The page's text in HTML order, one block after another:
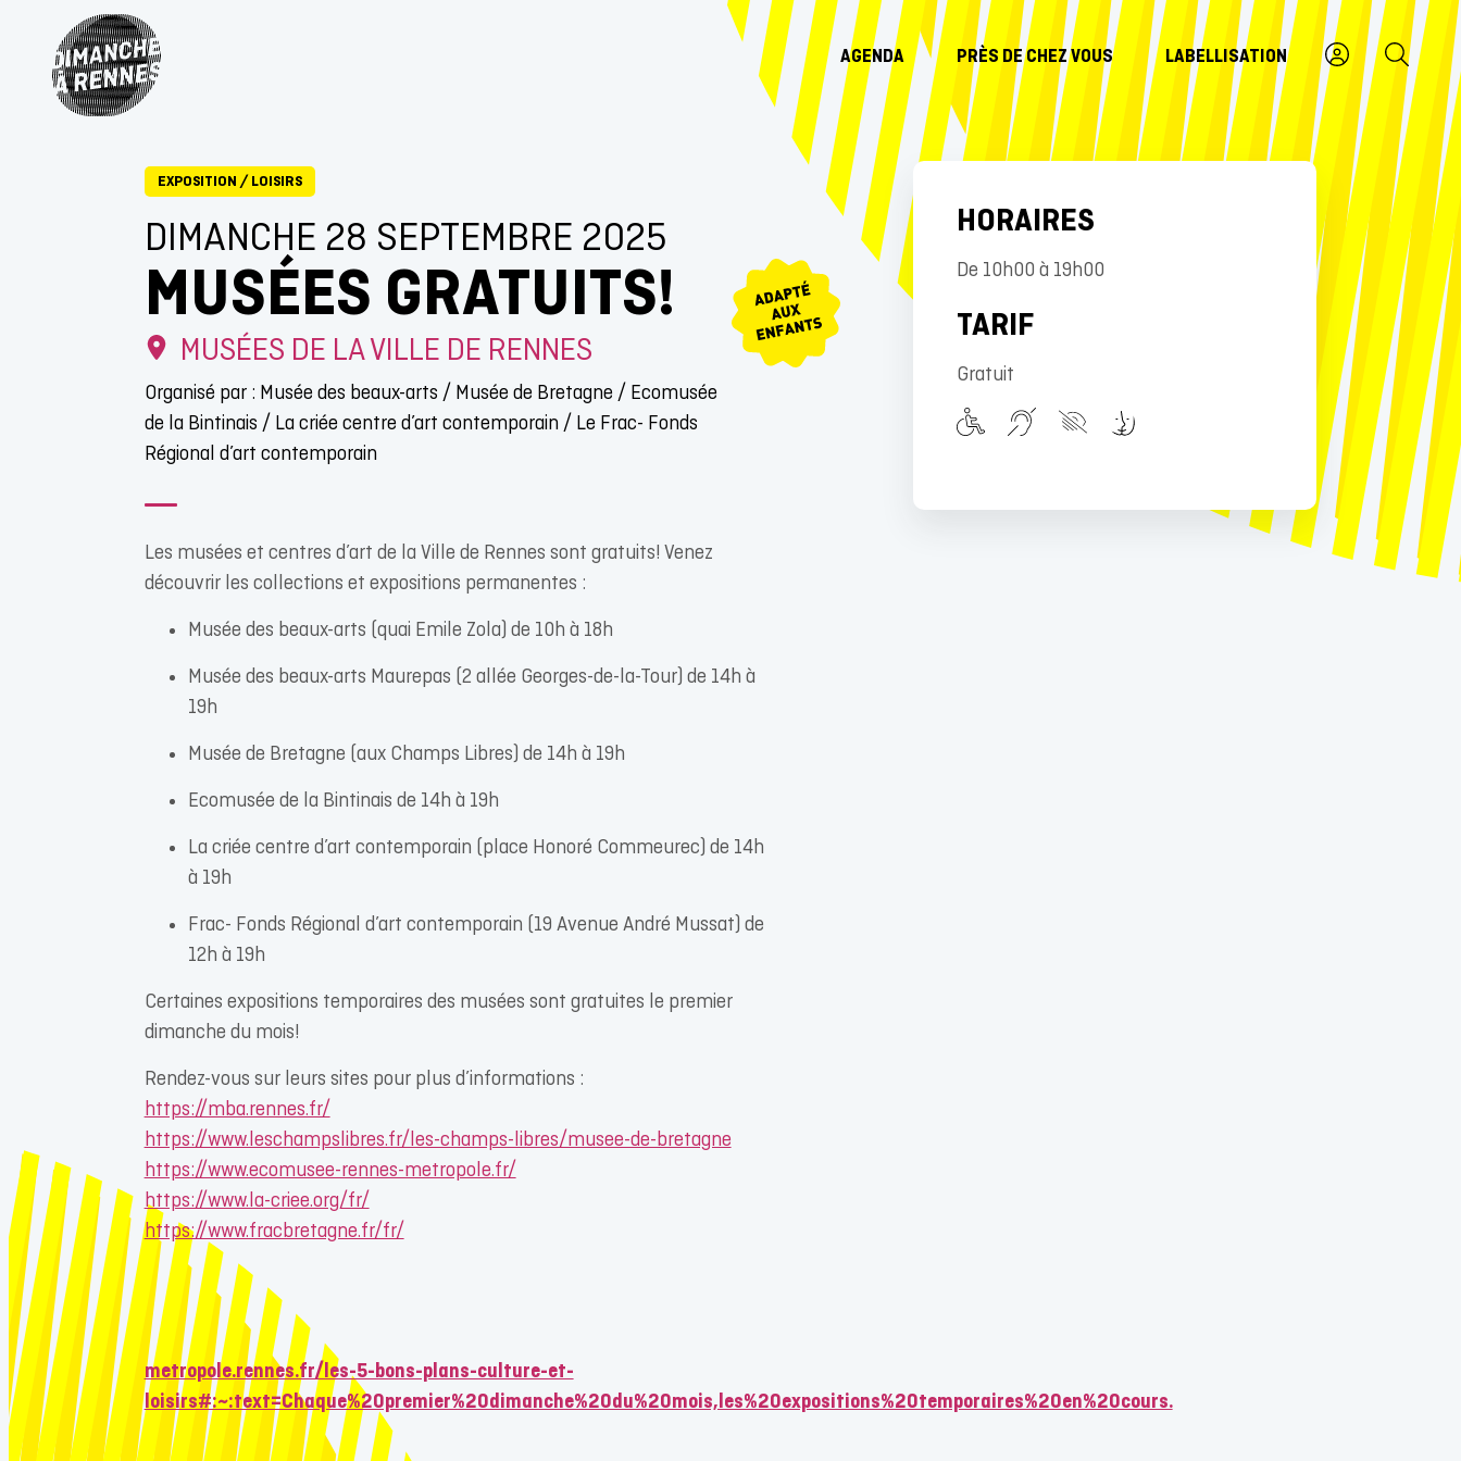
AGENDA PRÈS DE CHEZ VOUS LABELLISATION
EXPOSITION / LOISIRS
DIMANCHE 28 SEPTEMBRE 2025
MUSÉES GRATUITS!
MUSÉES DE LA VILLE DE RENNES
Organisé par : Musée des beaux-arts / Musée de Bretagne / Ecomusée
de la Bintinais / La criée centre d’art contemporain / Le Frac- Fonds
Régional d’art contemporain
Les musées et centres d’art de la Ville de Rennes sont gratuits! Venez
découvrir les collections et expositions permanentes :
Musée des beaux-arts (quai Emile Zola) de 10h à 18h
Musée des beaux-arts Maurepas (2 allée Georges-de-la-Tour) de 14h à
19h
Musée de Bretagne (aux Champs Libres) de 14h à 19h
Ecomusée de la Bintinais de 14h à 19h
La criée centre d’art contemporain (place Honoré Commeurec) de 14h
à 19h
Frac- Fonds Régional d’art contemporain (19 Avenue André Mussat) de
12h à 19h
Certaines expositions temporaires des musées sont gratuites le premier
dimanche du mois!
Rendez-vous sur leurs sites pour plus d’informations :
https://mba.rennes.fr/
https://www.leschampslibres.fr/les-champs-libres/musee-de-bretagne
https://www.ecomusee-rennes-metropole.fr/
https://www.la-criee.org/fr/
https://www.fracbretagne.fr/fr/
metropole.rennes.fr/les-5-bons-plans-culture-et-
loisirs#:~:text=Chaque%20premier%20dimanche%20du%20mois,les%20expositions%20temporaires%20en%20cours.
HORAIRES
De 10h00 à 19h00
TARIF
Gratuit